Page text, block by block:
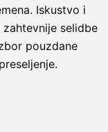
Iskustvo i
selidbe
pouzdane